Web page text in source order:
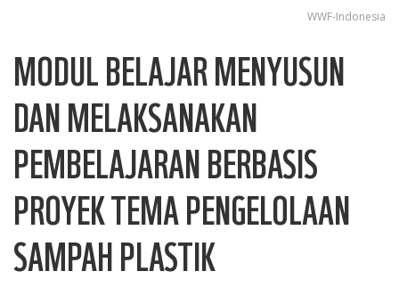
WWF-Indonesia
MODUL BELAJAR MENYUSUN
DAN MELAKSANAKAN
PEMBELAJARAN BERBASIS
PROYEK TEMA PENGELOLAAN
SAMPAH PLASTIK